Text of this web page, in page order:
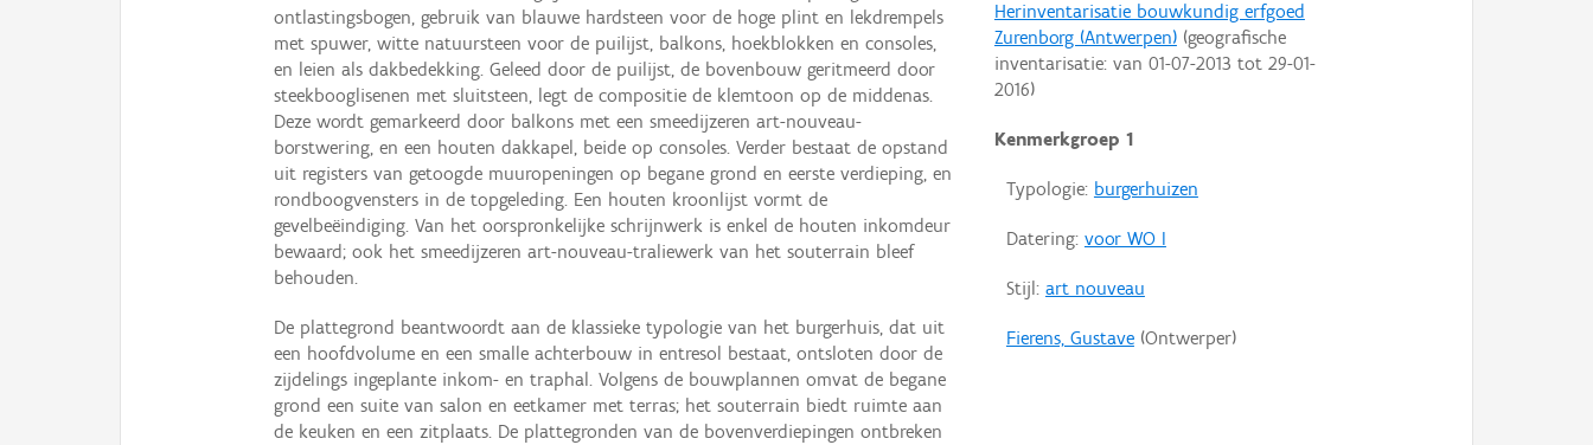
Herinventarisatie bouwkundig erfgoed
Zurenborg (Antwerpen)(geografische
inventarisatie: van 01-07-2013 tot 29-01-
2016)
Kenmerkgroep 1
Typologie: burgerhuizen
Datering: voor WO I
Stijl: art nouveau
Fierens, Gustave(Ontwerper)
ontlastingsbogen, gebruik van blauwe hardsteen voor de hoge plint en lekdrempels
met spuwer, witte natuursteen voor de puilijst, balkons, hoekblokken en consoles,
en leien als dakbedekking. Geleed door de puilijst, de bovenbouw geritmeerd door
steekbooglisenen met sluitsteen, legt de compositie de klemtoon op de middenas.
Deze wordt gemarkeerd door balkons met een smeedijzeren art-nouveau-
borstwering, en een houten dakkapel, beide op consoles. Verder bestaat de opstand
uit registers van getoogde muuropeningen op begane grond en eerste verdieping, en
rondboogvensters in de topgeleding. Een houten kroonlijst vormt de
gevelbeëindiging. Van het oorspronkelijke schrijnwerk is enkel de houten inkomdeur
bewaard; ook het smeedijzeren art-nouveau-traliewerk van het souterrain bleef
behouden.
De plattegrond beantwoordt aan de klassieke typologie van het burgerhuis, dat uit
een hoofdvolume en een smalle achterbouw in entresol bestaat, ontsloten door de
zijdelings ingeplante inkom- en traphal. Volgens de bouwplannen omvat de begane
grond een suite van salon en eetkamer met terras; het souterrain biedt ruimte aan
de keuken en een zitplaats. De plattegronden van de bovenverdiepingen ontbreken